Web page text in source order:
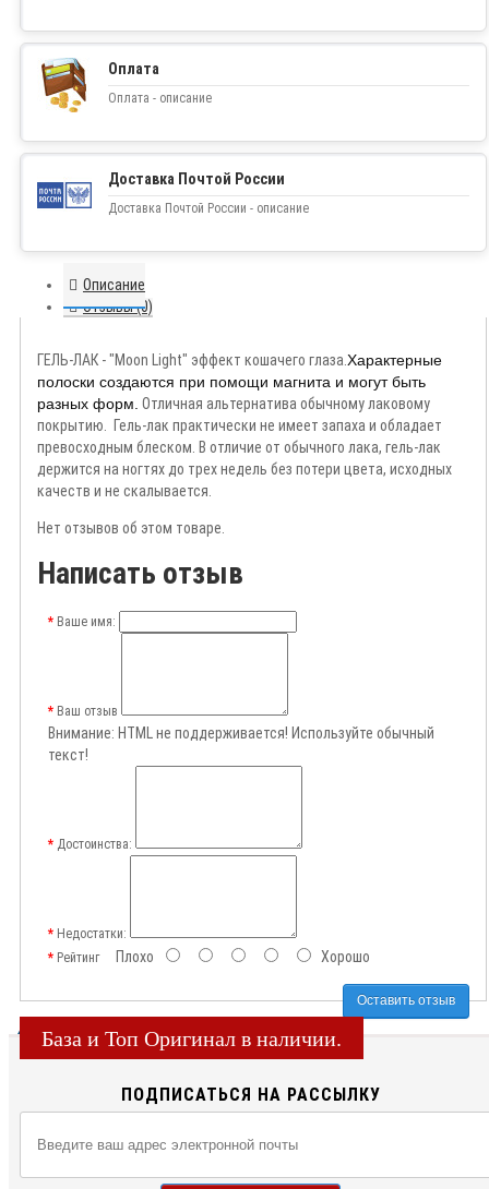
Оплата
Оплата - описание
Доставка Почтой России
Доставка Почтой России - описание
Описание
Отзывы (0)
ГЕЛЬ-ЛАК - "Moon Light" эффект кошачего глаза. Характерные
полоски создаются при помощи магнита и могут быть
разных форм. Отличная альтернатива обычному лаковому
покрытию. Гель-лак практически не имеет запаха и обладает
превосходным блеском. В отличие от обычного лака, гель-лак
держится на ногтях до трех недель без потери цвета, исходных
качеств и не скалывается.
Нет отзывов об этом товаре.
Написать отзыв
Ваше имя:
Ваш отзыв
Внимание: HTML не поддерживается! Используйте обычный
текст!
Достоинства:
Недостатки:
РейтингПлохо Хорошо
Оставить отзыв
База и Топ Оригинал в наличии.
ПОДПИСАТЬСЯ НА РАССЫЛКУ